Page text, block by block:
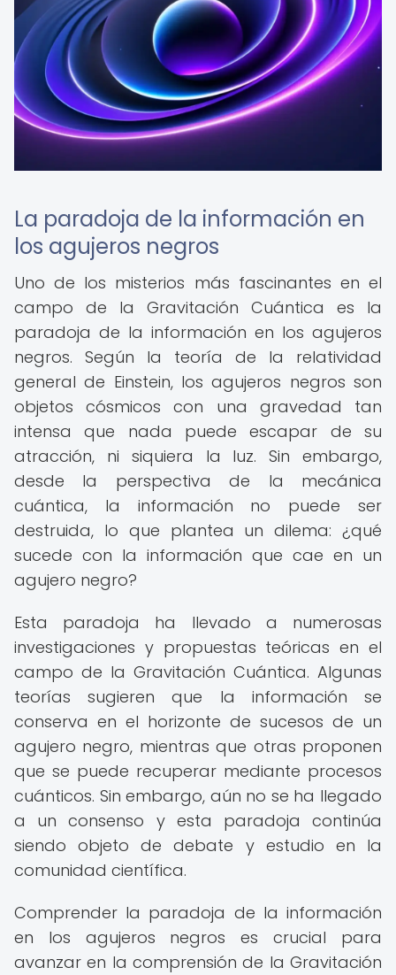
La paradoja de la información en
los agujeros negros
Uno de los misterios más fascinantes en el
campo de la Gravitación Cuántica es la
paradoja de la información en los agujeros
negros. Según la teoría de la relatividad
general de Einstein, los agujeros negros son
objetos cósmicos con una gravedad tan
intensa que nada puede escapar de su
atracción, ni siquiera la luz. Sin embargo,
desde la perspectiva de la mecánica
cuántica, la información no puede ser
destruida, lo que plantea un dilema: ¿qué
sucede con la información que cae en un
agujero negro?
Esta paradoja ha llevado a numerosas
investigaciones y propuestas teóricas en el
campo de la Gravitación Cuántica. Algunas
teorías sugieren que la información se
conserva en el horizonte de sucesos de un
agujero negro, mientras que otras proponen
que se puede recuperar mediante procesos
cuánticos. Sin embargo, aún no se ha llegado
a un consenso y esta paradoja continúa
siendo objeto de debate y estudio en la
comunidad científica.
Comprender la paradoja de la información
en los agujeros negros es crucial para
avanzar en la comprensión de la Gravitación